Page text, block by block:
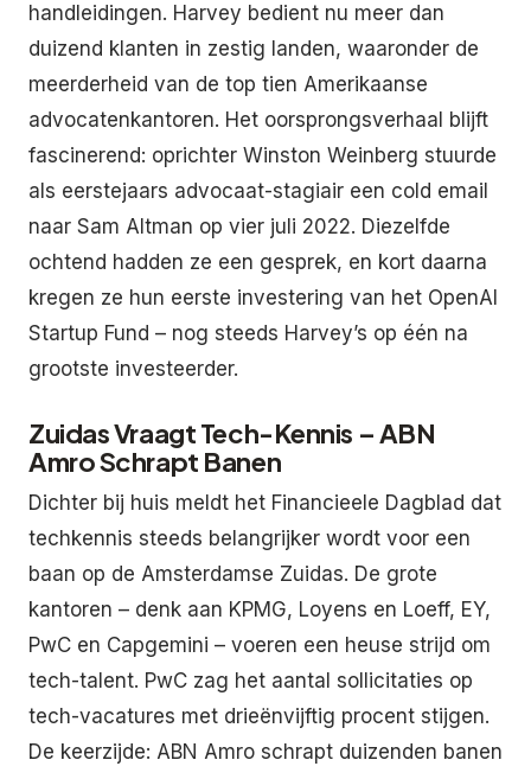
handleidingen. Harvey bedient nu meer dan
duizend klanten in zestig landen, waaronder de
meerderheid van de top tien Amerikaanse
advocatenkantoren. Het oorsprongsverhaal blijft
fascinerend: oprichter Winston Weinberg stuurde
als eerstejaars advocaat-stagiair een cold email
naar Sam Altman op vier juli 2022. Diezelfde
ochtend hadden ze een gesprek, en kort daarna
kregen ze hun eerste investering van het OpenAI
Startup Fund – nog steeds Harvey’s op één na
grootste investeerder.
Zuidas Vraagt Tech-Kennis – ABN
Amro Schrapt Banen
Dichter bij huis meldt het Financieele Dagblad dat
techkennis steeds belangrijker wordt voor een
baan op de Amsterdamse Zuidas. De grote
kantoren – denk aan KPMG, Loyens en Loeff, EY,
PwC en Capgemini – voeren een heuse strijd om
tech-talent. PwC zag het aantal sollicitaties op
tech-vacatures met drieënvijftig procent stijgen.
De keerzijde: ABN Amro schrapt duizenden banen